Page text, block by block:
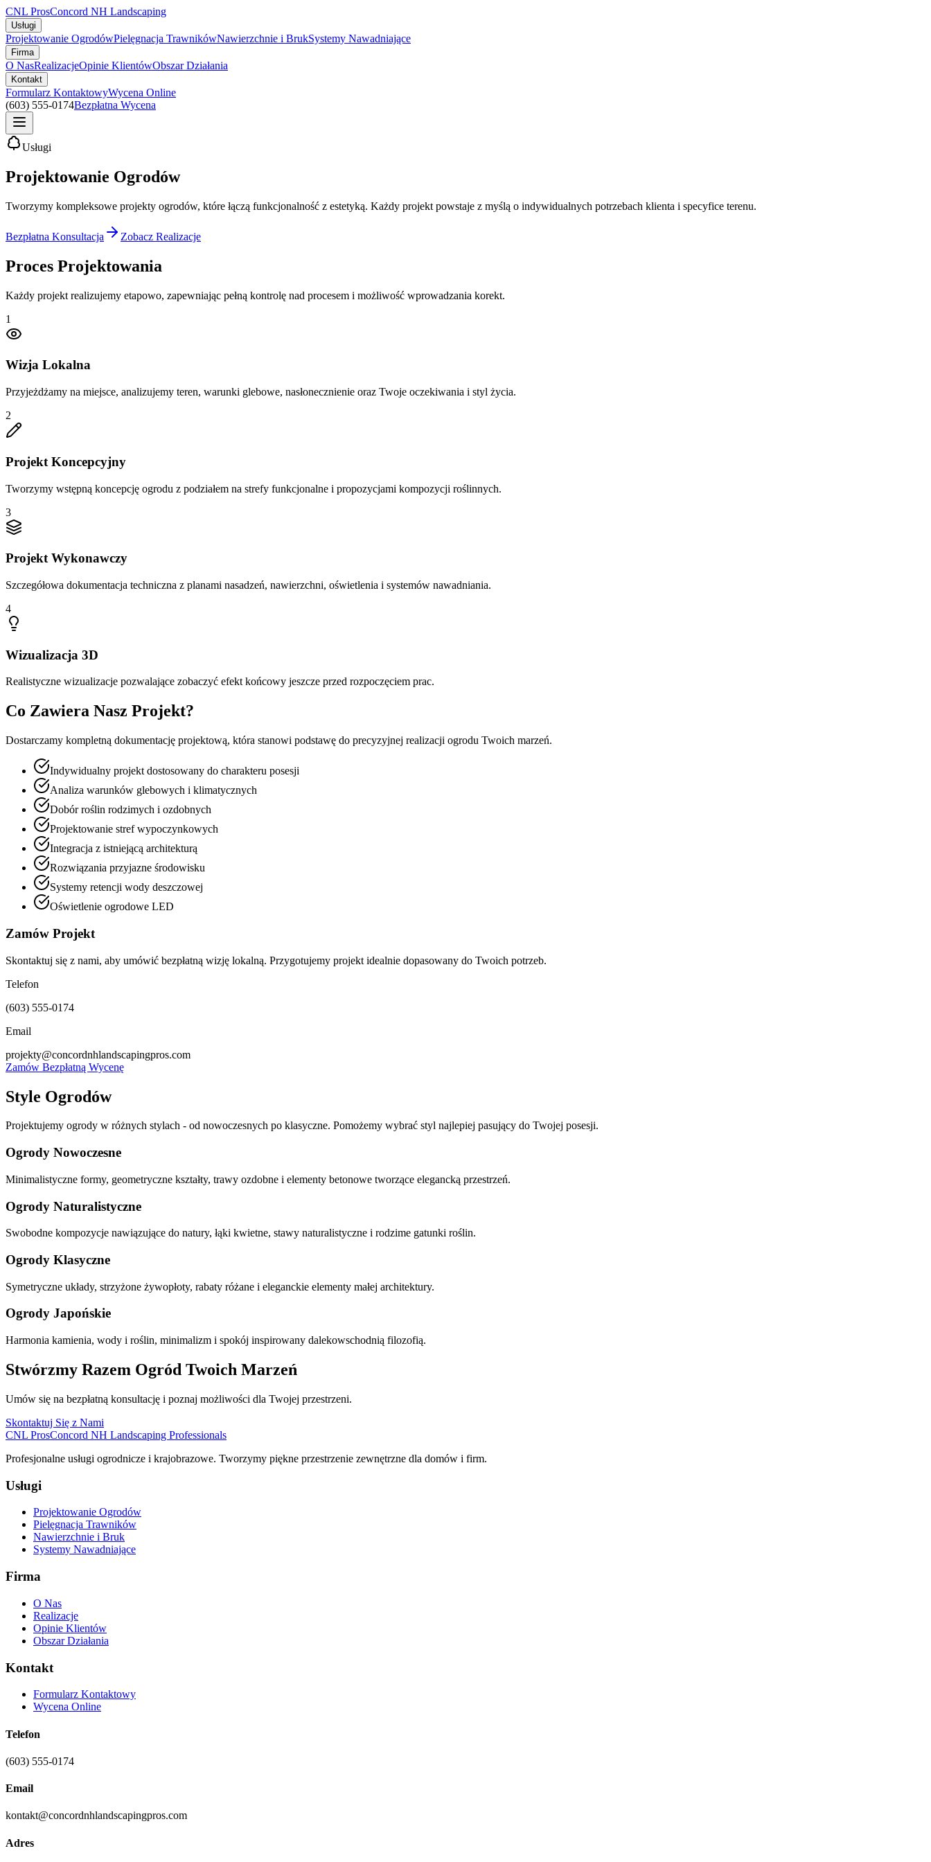
CNL ProsConcord NH Landscaping
Usługi
Projektowanie OgrodówPielęgnacja TrawnikówNawierzchnie i BrukSystemy Nawadniające
Firma
O NasRealizacjeOpinie KlientówObszar Działania
Kontakt
Formularz KontaktowyWycena Online
(603) 555-0174Bezpłatna Wycena
Usługi
Projektowanie Ogrodów
Tworzymy kompleksowe projekty ogrodów, które łączą funkcjonalność z estetyką. Każdy projekt powstaje z myślą o indywidualnych potrzebach klienta i specyfice terenu.
Bezpłatna Konsultacja Zobacz Realizacje
Proces Projektowania
Każdy projekt realizujemy etapowo, zapewniając pełną kontrolę nad procesem i możliwość wprowadzania korekt.
1
Wizja Lokalna
Przyjeżdżamy na miejsce, analizujemy teren, warunki glebowe, nasłonecznienie oraz Twoje oczekiwania i styl życia.
2
Projekt Koncepcyjny
Tworzymy wstępną koncepcję ogrodu z podziałem na strefy funkcjonalne i propozycjami kompozycji roślinnych.
3
Projekt Wykonawczy
Szczegółowa dokumentacja techniczna z planami nasadzeń, nawierzchni, oświetlenia i systemów nawadniania.
4
Wizualizacja 3D
Realistyczne wizualizacje pozwalające zobaczyć efekt końcowy jeszcze przed rozpoczęciem prac.
Co Zawiera Nasz Projekt?
Dostarczamy kompletną dokumentację projektową, która stanowi podstawę do precyzyjnej realizacji ogrodu Twoich marzeń.
Indywidualny projekt dostosowany do charakteru posesji
Analiza warunków glebowych i klimatycznych
Dobór roślin rodzimych i ozdobnych
Projektowanie stref wypoczynkowych
Integracja z istniejącą architekturą
Rozwiązania przyjazne środowisku
Systemy retencji wody deszczowej
Oświetlenie ogrodowe LED
Zamów Projekt
Skontaktuj się z nami, aby umówić bezpłatną wizję lokalną. Przygotujemy projekt idealnie dopasowany do Twoich potrzeb.
Telefon
(603) 555-0174
Email
projekty@concordnhlandscapingpros.com
Zamów Bezpłatną Wycenę
Style Ogrodów
Projektujemy ogrody w różnych stylach - od nowoczesnych po klasyczne. Pomożemy wybrać styl najlepiej pasujący do Twojej posesji.
Ogrody Nowoczesne
Minimalistyczne formy, geometryczne kształty, trawy ozdobne i elementy betonowe tworzące elegancką przestrzeń.
Ogrody Naturalistyczne
Swobodne kompozycje nawiązujące do natury, łąki kwietne, stawy naturalistyczne i rodzime gatunki roślin.
Ogrody Klasyczne
Symetryczne układy, strzyżone żywopłoty, rabaty różane i eleganckie elementy małej architektury.
Ogrody Japońskie
Harmonia kamienia, wody i roślin, minimalizm i spokój inspirowany dalekowschodnią filozofią.
Stwórzmy Razem Ogród Twoich Marzeń
Umów się na bezpłatną konsultację i poznaj możliwości dla Twojej przestrzeni.
Skontaktuj Się z Nami
CNL ProsConcord NH Landscaping Professionals
Profesjonalne usługi ogrodnicze i krajobrazowe. Tworzymy piękne przestrzenie zewnętrzne dla domów i firm.
Usługi
Projektowanie Ogrodów
Pielęgnacja Trawników
Nawierzchnie i Bruk
Systemy Nawadniające
Firma
O Nas
Realizacje
Opinie Klientów
Obszar Działania
Kontakt
Formularz Kontaktowy
Wycena Online
Telefon
(603) 555-0174
Email
kontakt@concordnhlandscapingpros.com
Adres